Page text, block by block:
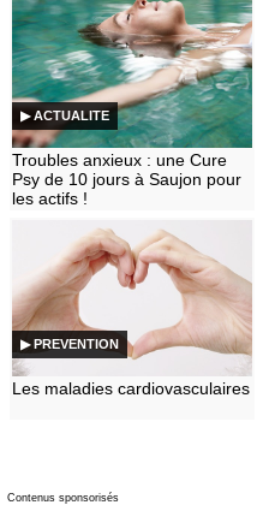
▶ ACTUALITE
Troubles anxieux : une Cure
Psy de 10 jours à Saujon pour
les actifs !
▶ PREVENTION
Les maladies cardiovasculaires
Contenus sponsorisés